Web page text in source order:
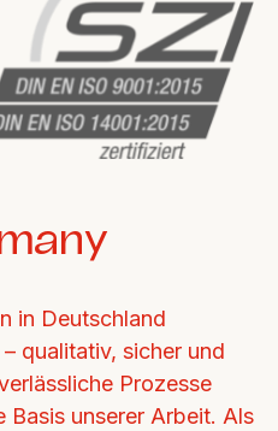
in Deutschland
qualitativ, sicher und
Prozesse
Basis unserer Arbeit. Als